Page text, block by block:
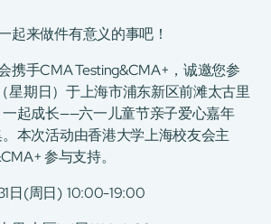
EN
起来做件有意义的事吧！
携手CMA Testing&CMA+，诚邀您参
星期日）于上海市浦东新区前滩太古里
起成长——六一儿童节亲子爱心嘉年
本次活动由香港大学上海校友会主
参与支持。
日(周日) 10:00-19:00